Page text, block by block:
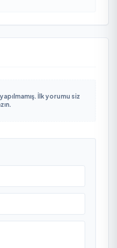
İlk yorumu siz